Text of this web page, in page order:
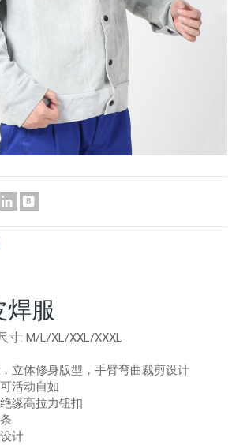
服
寸: M/L/XL/XXL/XXXL
立体修身版型，手臂弯曲裁剪设计
活动自如
缘高拉力钮扣
计